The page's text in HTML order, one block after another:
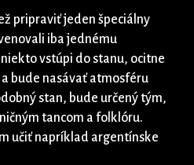
pripraviť jeden špeciálny
iba jednému
vstúpi do stanu, ocitne
bude nasávať atmosféru
stan, bude určený tým,
tancom a folklóru.
učiť napríklad argentínske